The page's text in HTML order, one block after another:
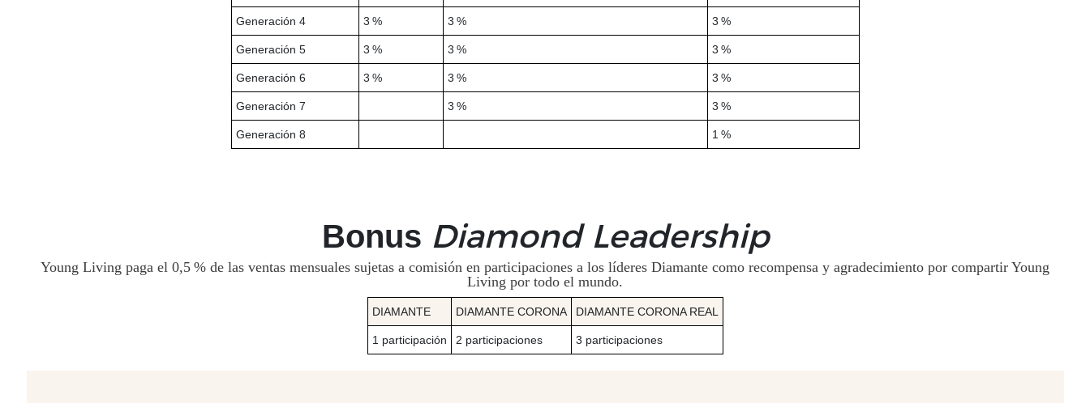
Generación 4 3 % 3 % 3 %
Generación 5 3 % 3 % 3 %
Generación 6 3 % 3 % 3 %
Generación 7 3 % 3 %
Generación 8 1 %
Bonus Diamond Leadership
Young Living paga el 0,5 % de las ventas mensuales sujetas a comisión en participaciones a los líderes Diamante como recompensa y agradecimiento por compartir Young
Living por todo el mundo.
DIAMANTE DIAMANTE CORONA DIAMANTE CORONA REAL
1 participación 2 participaciones 3 participaciones